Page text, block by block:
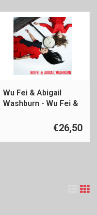
Wu Fei & Abigail
Washburn - Wu Fei &
€26,50